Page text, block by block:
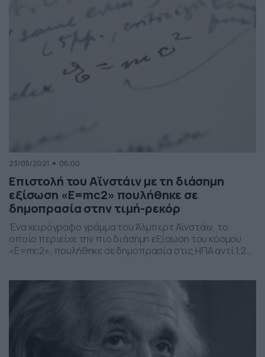
23/05/2021 06:00
Επιστολή του Αϊνστάιν με τη διάσημη
εξίσωση «E=mc2» πουλήθηκε σε
δημοπρασία στην τιμή-ρεκόρ
Ένα χειρόγραφο γράμμα του Άλμπερτ Αϊνστάιν, το
οποίο περιείχε την πιο διάσημη εξίσωση του κόσμου
«E=mc2», πουλήθηκε σε δημοπρασία στις ΗΠΑ αντί 1,2
Αρχείων Αϊνστάιν στο Ινστιτούτο Τεχνολογίας της